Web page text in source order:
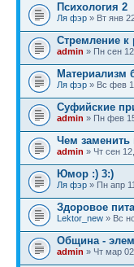
Психология 2
Ля фэр » Вт янв
Стремление к
admin » Пн сен
Материализм
Ля фэр » Вс фев
Суфийские
admin » Пн фев
Чем заменить
admin » Чт сен
Юмор :) 3:)
Ля фэр » Пн апр
Здоровое
Lektor_new » Вс
Община -
admin » Чт мар